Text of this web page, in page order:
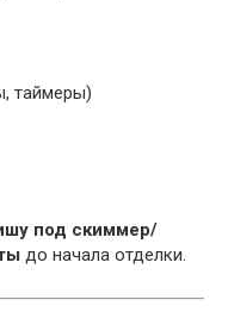
таймеры)
под скиммер/
до начала отделки.